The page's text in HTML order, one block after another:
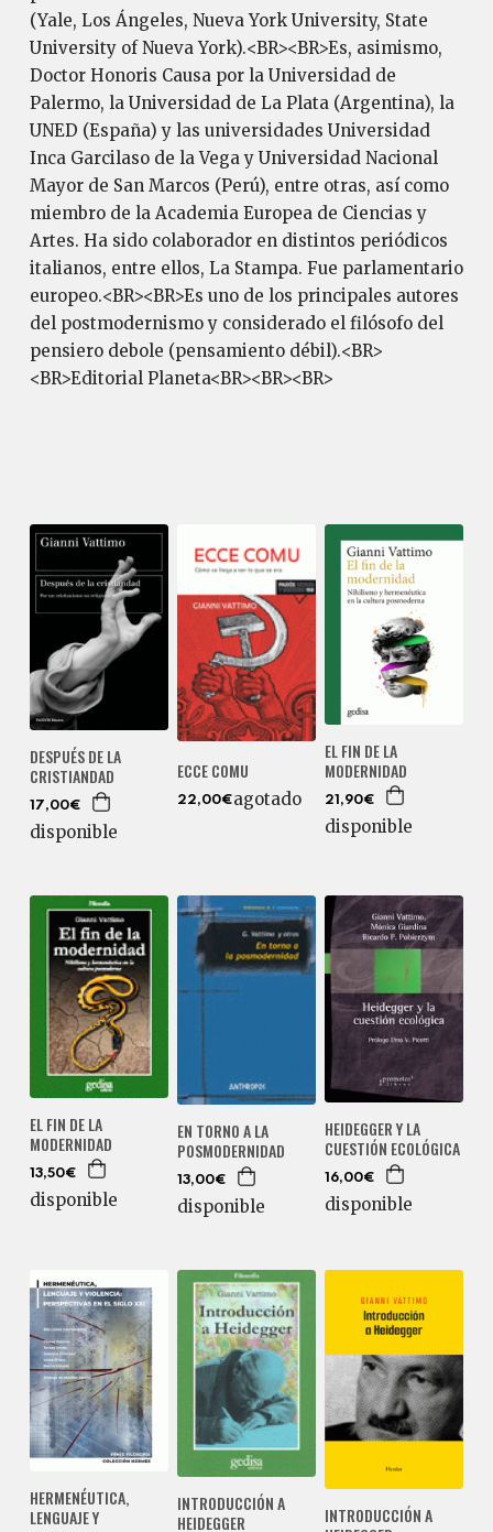
(Yale, Los Ángeles, Nueva York University, State
University of Nueva York).<BR><BR>Es, asimismo,
Doctor Honoris Causa por la Universidad de
Palermo, la Universidad de La Plata (Argentina), la
UNED (España) y las universidades Universidad
Inca Garcilaso de la Vega y Universidad Nacional
Mayor de San Marcos (Perú), entre otras, así como
miembro de la Academia Europea de Ciencias y
Artes. Ha sido colaborador en distintos periódicos
italianos, entre ellos, La Stampa. Fue parlamentario
europeo.<BR><BR>Es uno de los principales autores
del postmodernismo y considerado el filósofo del
pensiero debole (pensamiento débil).<BR>
<BR>Editorial Planeta<BR><BR><BR>
DESPUÉS DE LA
CRISTIANDAD
17,00€
disponible
ECCE COMU
22,00€agotado
EL FIN DE LA
MODERNIDAD
21,90€
disponible
EL FIN DE LA
MODERNIDAD
13,50€
disponible
EN TORNO A LA
POSMODERNIDAD
13,00€
disponible
HEIDEGGER Y LA
CUESTIÓN ECOLÓGICA
16,00€
disponible
HERMENÉUTICA,
LENGUAJE Y
INTRODUCCIÓN A
HEIDEGGER
INTRODUCCIÓN A